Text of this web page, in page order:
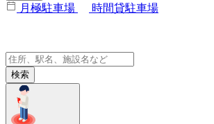
月極駐車場 時間貸駐車場
検索